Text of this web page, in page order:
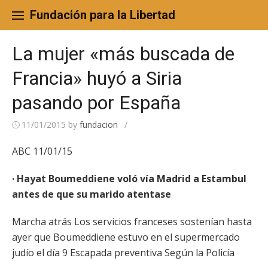
content
Fundación para la Libertad
La mujer «más buscada de
Francia» huyó a Siria
pasando por España
11/01/2015 by fundacion /
ABC 11/01/15
· Hayat Boumeddiene voló vía Madrid a Estambul
antes de que su marido atentase
Marcha atrás Los servicios franceses sostenían hasta
ayer que Boumeddiene estuvo en el supermercado
judío el día 9 Escapada preventiva Según la Policía